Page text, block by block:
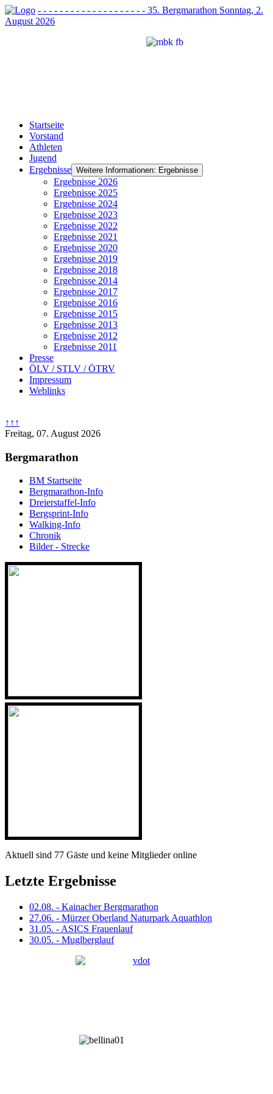
- - - - - - - - - - - - - - - - - - - - 35. Bergmarathon Sonntag, 2.
August 2026
Startseite
Vorstand
Athleten
Jugend
Ergebnisse Weitere Informationen: Ergebnisse
Ergebnisse 2026
Ergebnisse 2025
Ergebnisse 2024
Ergebnisse 2023
Ergebnisse 2022
Ergebnisse 2021
Ergebnisse 2020
Ergebnisse 2019
Ergebnisse 2018
Ergebnisse 2014
Ergebnisse 2017
Ergebnisse 2016
Ergebnisse 2015
Ergebnisse 2013
Ergebnisse 2012
Ergebnisse 2011
Presse
ÖLV / STLV / ÖTRV
Impressum
Weblinks
↑↑↑
Freitag, 07. August 2026
Bergmarathon
BM Startseite
Bergmarathon-Info
Dreierstaffel-Info
Bergsprint-Info
Walking-Info
Chronik
Bilder - Strecke
Aktuell sind 77 Gäste und keine Mitglieder online
Letzte Ergebnisse
02.08. - Kainacher Bergmarathon
27.06. - Mürzer Oberland Naturpark Aquathlon
31.05. - ASICS Frauenlauf
30.05. - Muglberglauf